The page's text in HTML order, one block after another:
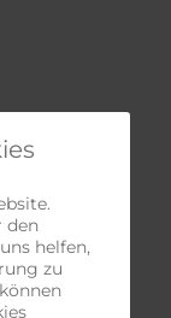
den
helfen,
zu